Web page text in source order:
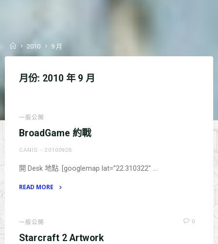
Home2010 9 月
月份: 2010 年 9 月
一般公開
BroadGame 約戰
CANIS 20100928
開 Desk 地點. [googlemap lat=”22.310322″ …
READ MORE
戰"
一般公開 0
Starcraft 2 Artwork